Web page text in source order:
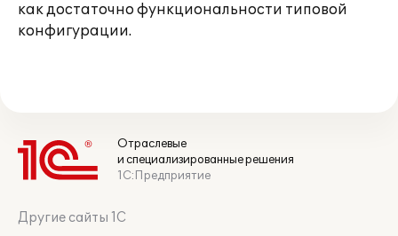
как достаточно функциональности типовой
конфигурации.
Отраслевые
и специализированные решения
1С:Предприятие
Другие сайты 1С